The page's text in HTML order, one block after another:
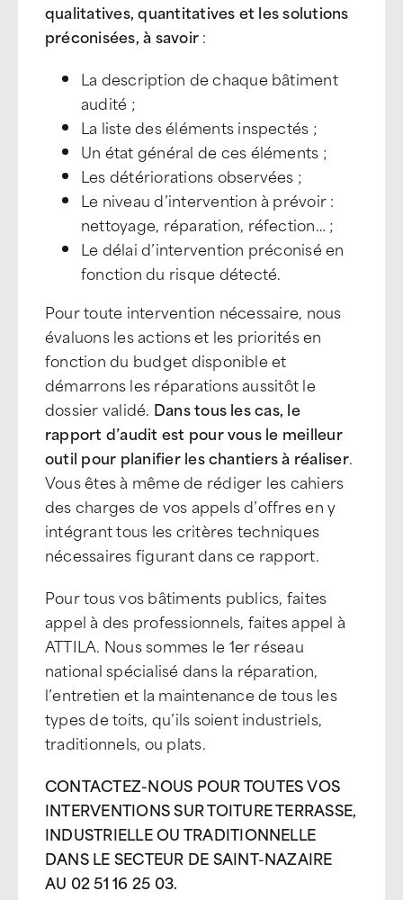
qualitatives, quantitatives et les solutions
préconisées, à savoir:
La description de chaque bâtiment
audité ;
La liste des éléments inspectés ;
Un état général de ces éléments ;
Les détériorations observées ;
Le niveau d’intervention à prévoir :
nettoyage, réparation, réfection… ;
Le délai d’intervention préconisé en
fonction du risque détecté.
Pour toute intervention nécessaire, nous
évaluons les actions et les priorités en
fonction du budget disponible et
démarrons les réparations aussitôt le
dossier validé. Dans tous les cas, le
rapport d’audit est pour vous le meilleur
outil pour planifier les chantiers à réaliser.
Vous êtes à même de rédiger les cahiers
des charges de vos appels d’offres en y
intégrant tous les critères techniques
nécessaires figurant dans ce rapport.
Pour tous vos bâtiments publics, faites
appel à des professionnels, faites appel à
ATTILA. Nous sommes le 1er réseau
national spécialisé dans la réparation,
l’entretien et la maintenance de tous les
types de toits, qu’ils soient industriels,
traditionnels, ou plats.
CONTACTEZ-NOUS POUR TOUTES VOS
INTERVENTIONS SUR TOITURE TERRASSE,
INDUSTRIELLE OU TRADITIONNELLE
DANS LE SECTEUR DE SAINT-NAZAIRE
AU 02 51 16 25 03.